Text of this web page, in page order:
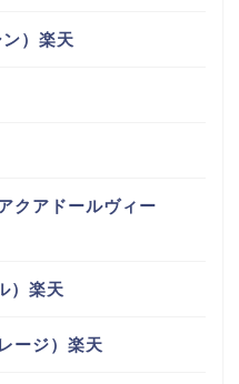
）楽天
クアドールヴィー
）楽天
ージ）楽天